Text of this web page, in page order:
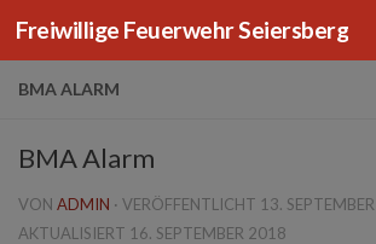
Zum Inhalt springen
Freiwillige Feuerwehr Seiersberg
BMA ALARM
BMA Alarm
VON ADMIN · VERÖFFENTLICHT 13.
AKTUALISIERT 16. SEPTEMBER 2018